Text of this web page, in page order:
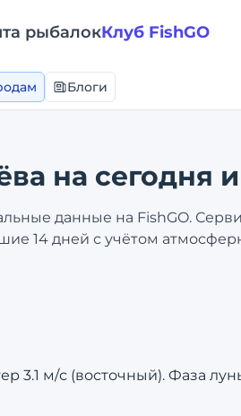
рыбалокКлуб FishGO
Блоги
на сегодня
данные на FishGO.
14 дней с учётом
3.1 м/с (восточный). Фаза